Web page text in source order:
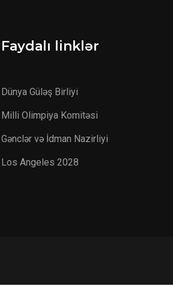
Faydalı linklər
Dünya Güləş Birliyi
Milli Olimpiya Komitəsi
Gənclər və İdman Nazirliyi
Los Angeles 2028